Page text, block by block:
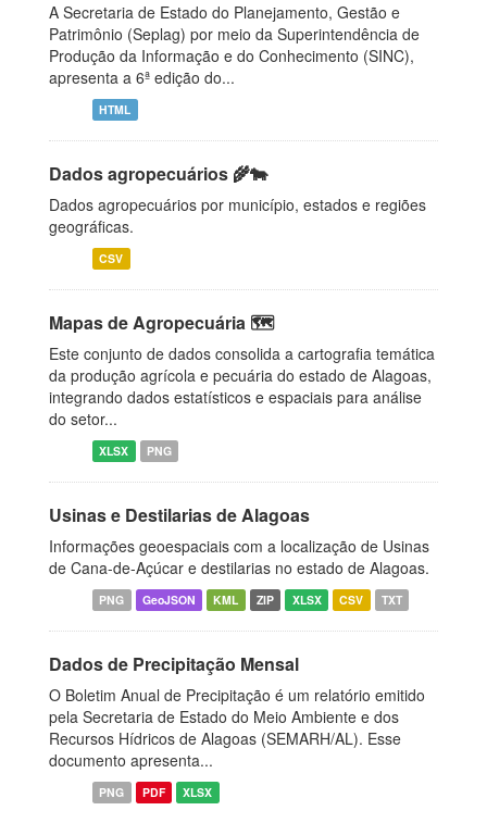
A Secretaria de Estado do Planejamento, Gestão e
Patrimônio (Seplag) por meio da Superintendência de
Produção da Informação e do Conhecimento (SINC),
apresenta a 6ª edição do...
HTML
Dados agropecuários 🌾🐄
Dados agropecuários por município, estados e regiões
geográficas.
CSV
Mapas de Agropecuária 🗺️
Este conjunto de dados consolida a cartografia temática
da produção agrícola e pecuária do estado de Alagoas,
integrando dados estatísticos e espaciais para análise
do setor...
XLSX PNG
Usinas e Destilarias de Alagoas
Informações geoespaciais com a localização de Usinas
de Cana-de-Açúcar e destilarias no estado de Alagoas.
PNG GeoJSON KML ZIP XLSX CSV TXT
Dados de Precipitação Mensal
O Boletim Anual de Precipitação é um relatório emitido
pela Secretaria de Estado do Meio Ambiente e dos
Recursos Hídricos de Alagoas (SEMARH/AL). Esse
documento apresenta...
PNG PDF XLSX